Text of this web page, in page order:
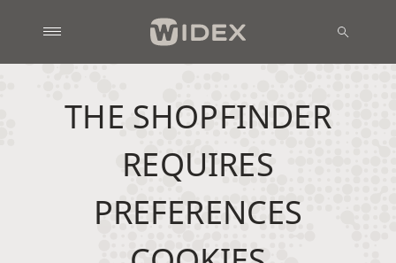
THE SHOPFINDER
REQUIRES
PREFERENCES